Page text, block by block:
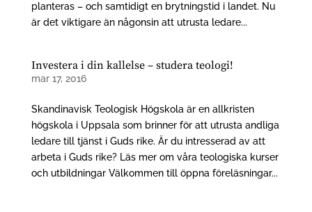
planteras – och samtidigt en brytningstid i landet. Nu
är det viktigare än någonsin att utrusta ledare...
Investera i din kallelse – studera teologi!
mar 17, 2016
Skandinavisk Teologisk Högskola är en allkristen
högskola i Uppsala som brinner för att utrusta andliga
ledare till tjänst i Guds rike. Är du intresserad av att
arbeta i Guds rike? Läs mer om våra teologiska kurser
och utbildningar Välkommen till öppna föreläsningar...